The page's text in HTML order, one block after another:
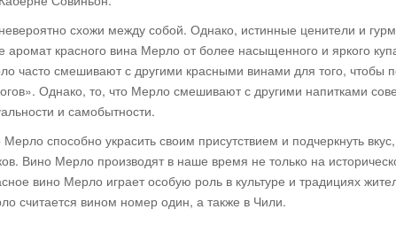
схожи между собой. Однако, истинные ценители и
аромат красного вина Мерло от более насыщенного и яркого
часто смешивают с другими красными винами для того, чтобы
Однако, то, что Мерло смешивают с другими напитками
и самобытности.
способно украсить своим присутствием и подчеркнуть
Вино Мерло производят в наше время не только на
вино Мерло играет особую роль в культуре и традициях
считается вином номер один, а также в Чили.